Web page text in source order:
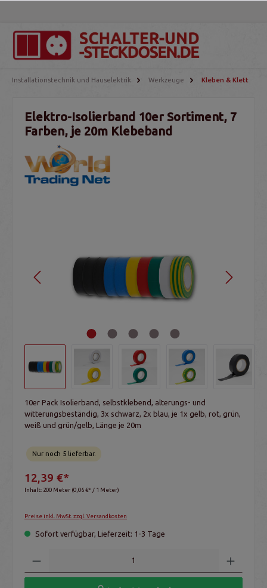
Installationstechnik und Hauselektrik Werkzeuge Kleben & Klett
Elektro-Isolierband 10er Sortiment, 7
Farben, je 20m Klebeband
10er Pack Isolierband, selbstklebend, alterungs- und
witterungsbeständig, 3x schwarz, 2x blau, je 1x gelb, rot, grün,
weiß und grün/gelb, Länge je 20m
Nur noch 5 lieferbar.
12,39 €*
Inhalt: 200 Meter (0,06 €* / 1 Meter)
Preise inkl. MwSt. zzgl. Versandkosten
Sofort verfügbar, Lieferzeit: 1-3 Tage